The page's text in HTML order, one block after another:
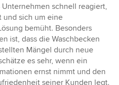
Unternehmen schnell reagiert,
und sich um eine
bemüht. Besonders
ist, dass die Waschbecken
Mängel durch neue
es sehr, wenn ein
ernst nimmt und den
seiner Kunden legt.